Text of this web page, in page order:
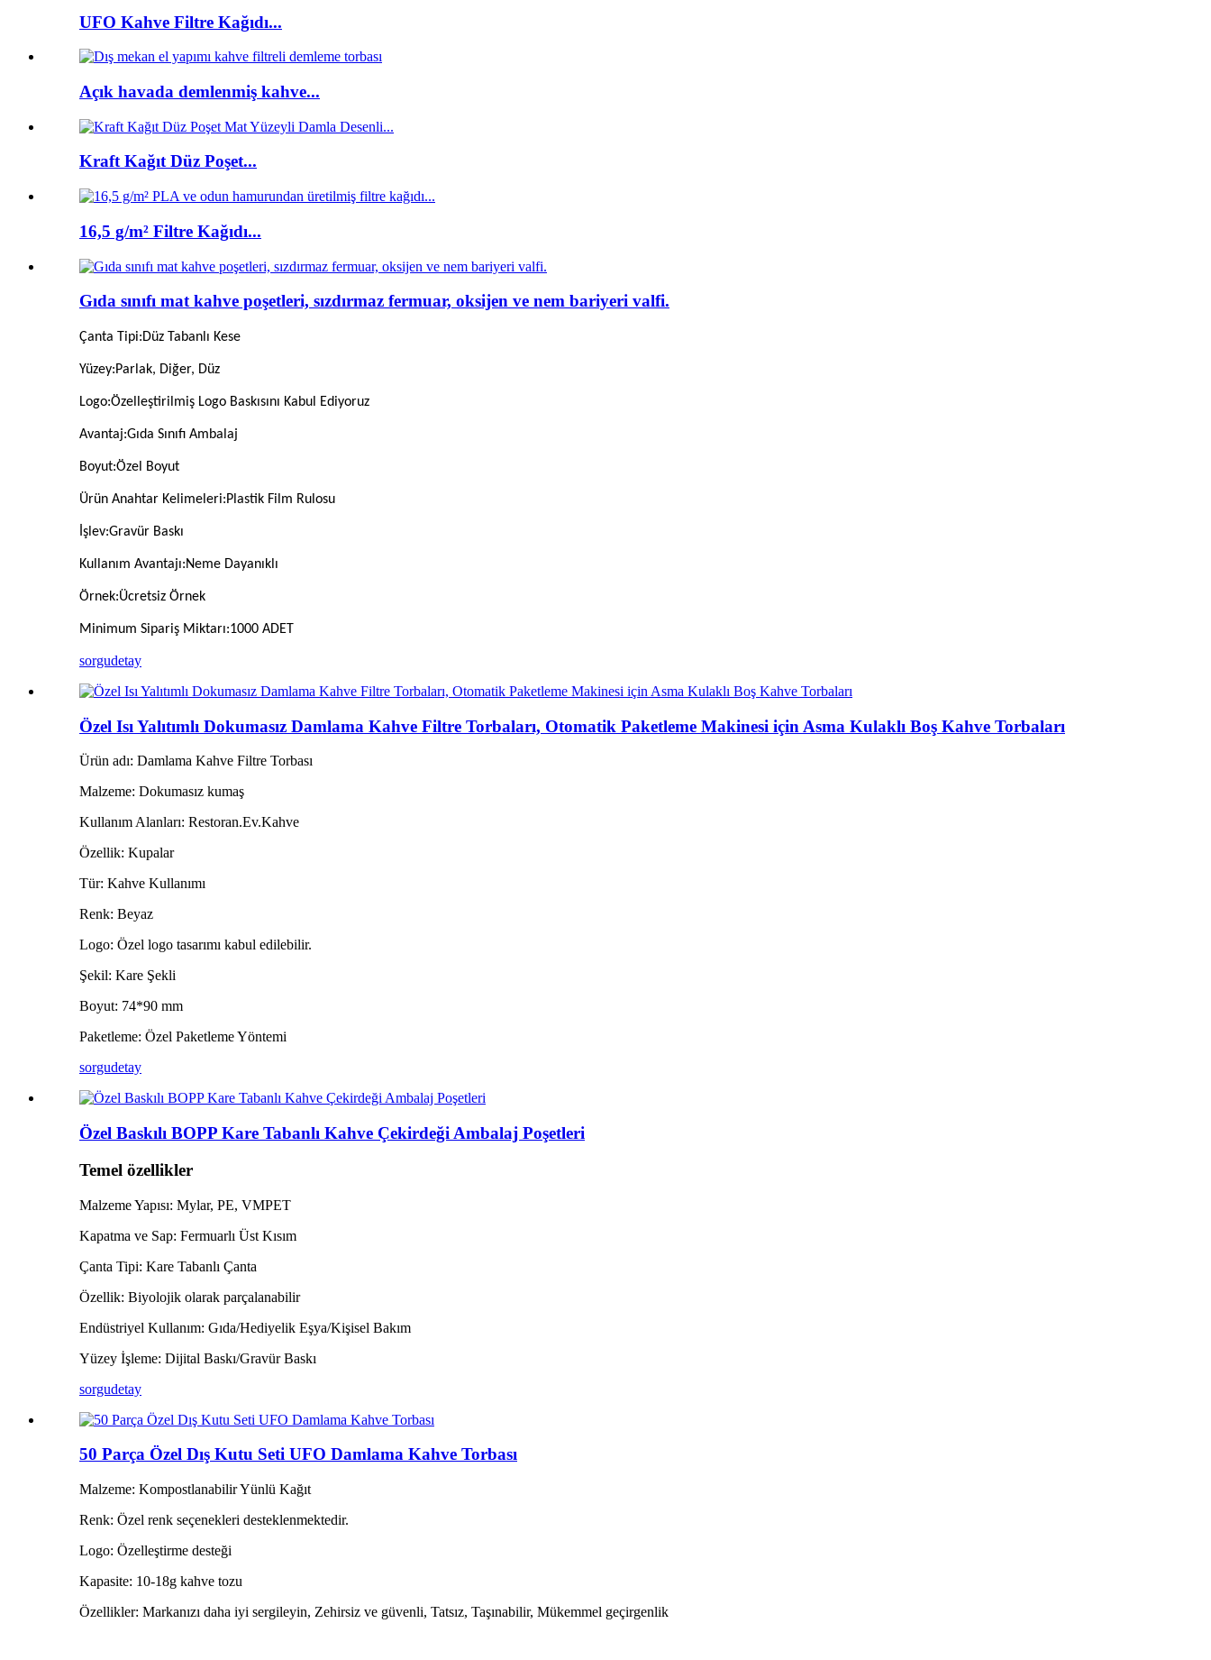
UFO Kahve Filtre Kağıdı...
Açık havada demlenmiş kahve...
Kraft Kağıt Düz Poşet...
16,5 g/m² Filtre Kağıdı...
Gıda sınıfı mat kahve poşetleri, sızdırmaz fermuar, oksijen ve nem bariyeri valfi.
Çanta Tipi:Düz Tabanlı Kese
Yüzey:Parlak, Diğer, Düz
Logo:Özelleştirilmiş Logo Baskısını Kabul Ediyoruz
Avantaj:Gıda Sınıfı Ambalaj
Boyut:Özel Boyut
Ürün Anahtar Kelimeleri:Plastik Film Rulosu
İşlev:Gravür Baskı
Kullanım Avantajı:Neme Dayanıklı
Örnek:Ücretsiz Örnek
Minimum Sipariş Miktarı:1000 ADET
sorgudetay
Özel Isı Yalıtımlı Dokumasız Damlama Kahve Filtre Torbaları, Otomatik Paketleme Makinesi için Asma Kulaklı Boş Kahve Torbaları
Ürün adı: Damlama Kahve Filtre Torbası
Malzeme: Dokumasız kumaş
Kullanım Alanları: Restoran.Ev.Kahve
Özellik: Kupalar
Tür: Kahve Kullanımı
Renk: Beyaz
Logo: Özel logo tasarımı kabul edilebilir.
Şekil: Kare Şekli
Boyut: 74*90 mm
Paketleme: Özel Paketleme Yöntemi
sorgudetay
Özel Baskılı BOPP Kare Tabanlı Kahve Çekirdeği Ambalaj Poşetleri
Temel özellikler
Malzeme Yapısı: Mylar, PE, VMPET
Kapatma ve Sap: Fermuarlı Üst Kısım
Çanta Tipi: Kare Tabanlı Çanta
Özellik: Biyolojik olarak parçalanabilir
Endüstriyel Kullanım: Gıda/Hediyelik Eşya/Kişisel Bakım
Yüzey İşleme: Dijital Baskı/Gravür Baskı
sorgudetay
50 Parça Özel Dış Kutu Seti UFO Damlama Kahve Torbası
Malzeme: Kompostlanabilir Yünlü Kağıt
Renk: Özel renk seçenekleri desteklenmektedir.
Logo: Özelleştirme desteği
Kapasite: 10-18g kahve tozu
Özellikler: Markanızı daha iyi sergileyin, Zehirsiz ve güvenli, Tatsız, Taşınabilir, Mükemmel geçirgenlik